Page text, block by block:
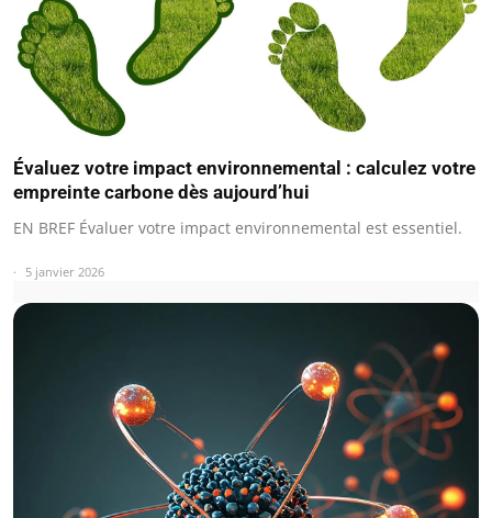
Évaluez votre impact environnemental : calculez votre
empreinte carbone dès aujourd’hui
EN BREF Évaluer votre impact environnemental est essentiel.
5 janvier 2026